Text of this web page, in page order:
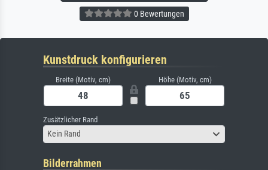
0 Bewertungen
Kunstdruck konfigurieren
Breite (Motiv, cm) Höhe (Motiv, cm)
Zusätzlicher Rand
Kein Rand
Bilderrahmen